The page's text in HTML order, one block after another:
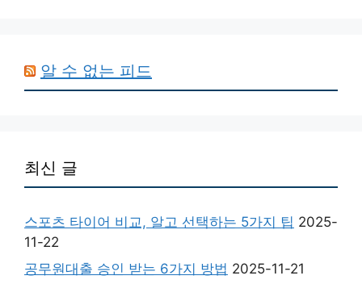
알 수 없는 피드
최신 글
스포츠 타이어 비교, 알고 선택하는 5가지 팁 2025-
11-22
공무원대출 승인 받는 6가지 방법 2025-11-21